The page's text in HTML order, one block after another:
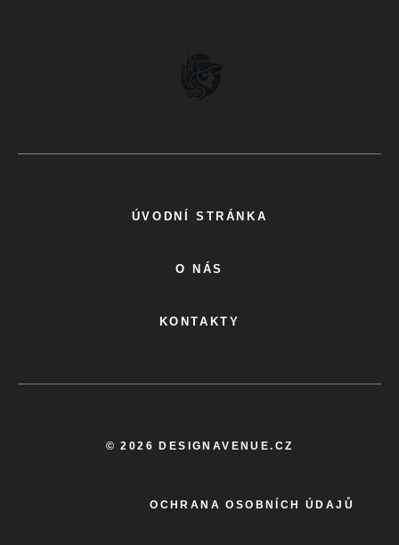
ÚVODNÍ STRÁNKA
O NÁS
KONTAKTY
© 2026 DESIGNAVENUE.CZ
OCHRANA OSOBNÍCH ÚDAJŮ